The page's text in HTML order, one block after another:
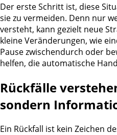
Der erste Schritt ist, diese
sie zu vermeiden. Denn nur
versteht, kann gezielt neue
kleine Veränderungen, wie
Pause zwischendurch oder
helfen, die automatische
Rückfälle
sondern
Ein Rückfall ist kein Zeichen